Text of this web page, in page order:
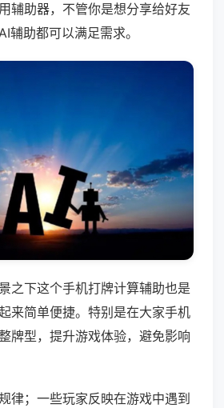
辅助器，不管你是想分享给好友
辅助都可以满足需求。
之下这个手机打牌计算辅助也是
来简单便捷。特别是在大家手机
牌型，提升游戏体验，避免影响
律；一些玩家反映在游戏中遇到